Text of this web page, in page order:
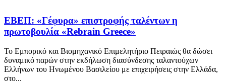
ΕΒΕΠ: «Γέφυρα» επιστροφής ταλέντων η
πρωτοβουλία «Rebrain Greece»
Το Εμπορικό και Βιομηχανικό Επιμελητήριο Πειραιώς θα δώσει
δυναμικό παρών στην εκδήλωση διασύνδεσης ταλαντούχων
Ελλήνων του Ηνωμένου Βασιλείου με επιχειρήσεις στην Ελλάδα,
στο...